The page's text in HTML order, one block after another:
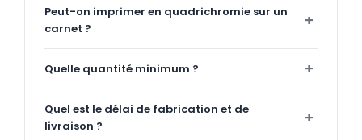
Peut-on imprimer en quadrichromie sur un
carnet ?
Quelle quantité minimum ?
Quel est le délai de fabrication et de
livraison ?